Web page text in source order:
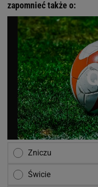
zapomnieć także o:
Zniczu
Świcie